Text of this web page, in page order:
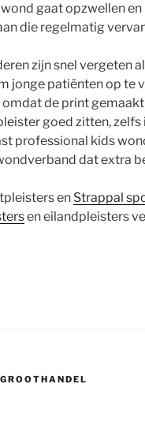
gaat opzwellen
die regelmatig
zijn snel vergeten
jonge patiënten op te
de print
goed zitten,
professional kids
dat extra
en Strappal
en eilandpleisters